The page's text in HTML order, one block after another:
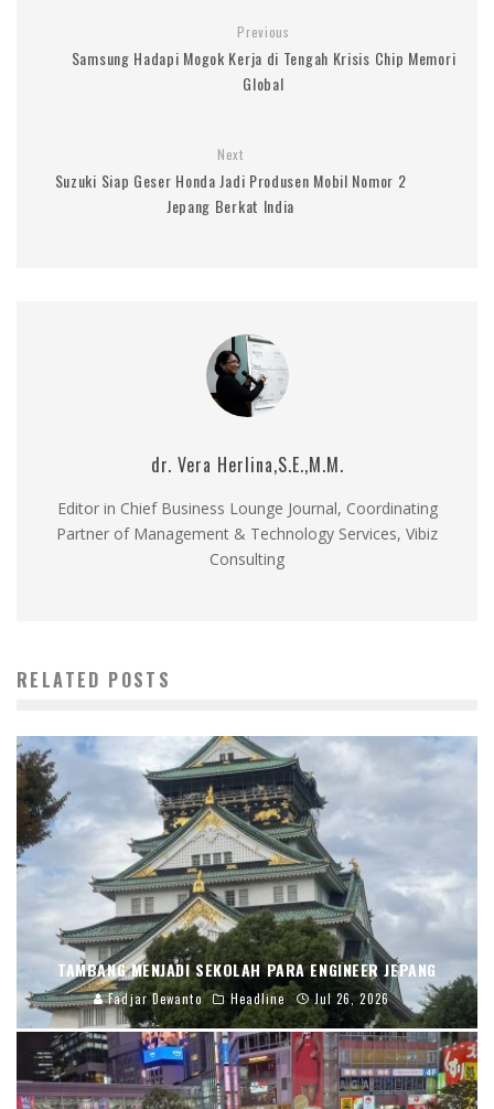
Previous
Samsung Hadapi Mogok Kerja di Tengah Krisis Chip Memori
Global
Next
Suzuki Siap Geser Honda Jadi Produsen Mobil Nomor 2
Jepang Berkat India
dr. Vera Herlina,S.E.,M.M.
Editor in Chief Business Lounge Journal, Coordinating
Partner of Management & Technology Services, Vibiz
Consulting
RELATED POSTS
TAMBANG MENJADI SEKOLAH PARA ENGINEER JEPANG
Fadjar Dewanto Headline Jul 26, 2026